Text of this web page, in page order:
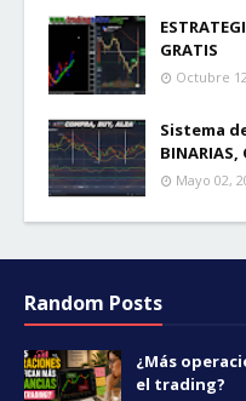
GRATIS
Octubre
Sistema
BINARIAS,
Mayo 02,
Random Posts
¿Más
el trading?